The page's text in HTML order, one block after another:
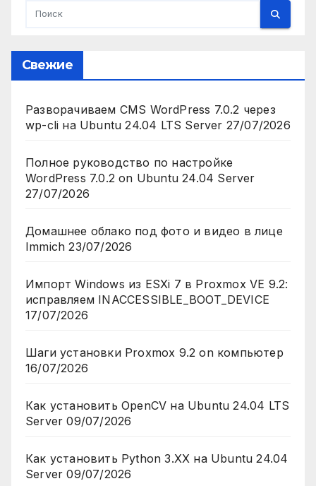
Свежие
Разворачиваем CMS WordPress 7.0.2 через
wp-cli на Ubuntu 24.04 LTS Server 27/07/2026
Полное руководство по настройке
WordPress 7.0.2 on Ubuntu 24.04 Server
27/07/2026
Домашнее облако под фото и видео в лице
Immich 23/07/2026
Импорт Windows из ESXi 7 в Proxmox VE 9.2:
исправляем INACCESSIBLE_BOOT_DEVICE
17/07/2026
Шаги установки Proxmox 9.2 on компьютер
16/07/2026
Как установить OpenCV на Ubuntu 24.04 LTS
Server 09/07/2026
Как установить Python 3.XX на Ubuntu 24.04
Server 09/07/2026